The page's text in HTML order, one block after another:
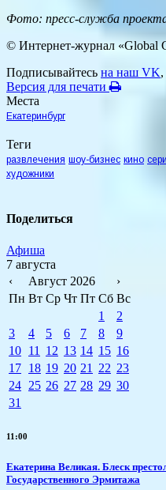
Фото: пресс-служба
© Интернет-журнал «Global
Подписывайтесь на наш VK
Версия для печати
Места
Екатеринбург
Теги
развлечения шоу-бизнес кино
художники
Поделиться
Афиша
7 августа
‹
Август 2026
›
Пн Вт Ср Чт Пт Сб Вс
1
2
3
4 5 6 7 8
9
10 11 12 13 14 15 16
17 18 19 20 21 22 23
24 25 26 27 28 29 30
31
11:00
Екатерина Великая. Блеск
Государственного Эрмитажа